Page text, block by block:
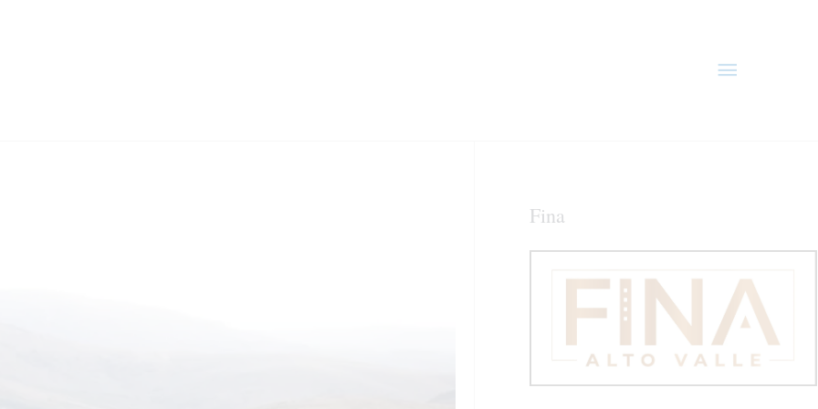
principal
Fina